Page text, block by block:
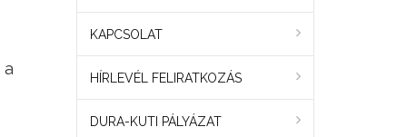
KAPCSOLAT
HÍRLEVÉL FELIRATKOZÁS
DURA-KUTI PÁLYÁZAT